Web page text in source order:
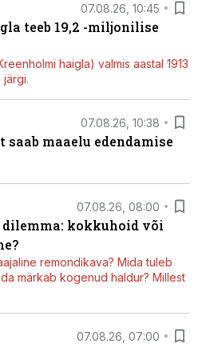
07.08.26, 10:45
teeb 19,2 -miljonilise
haigla) valmis aastal 1913
järgi.
07.08.26, 10:38
saab maaelu edendamise
07.08.26, 08:00
kokkuhoid või
remondikava? Mida tuleb
märkab kogenud haldur? Millest
07.08.26, 07:00